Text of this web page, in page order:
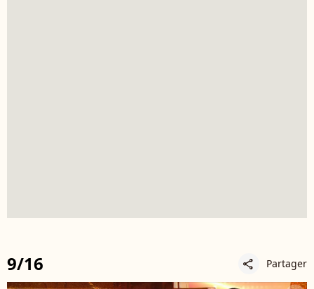
9/16 share Partager